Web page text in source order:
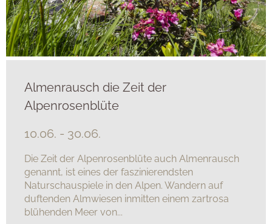
Almenrausch die Zeit der
Alpenrosenblüte
10.06. - 30.06.
Die Zeit der Alpenrosenblüte auch Almenrausch
genannt, ist eines der faszinierendsten
Naturschauspiele in den Alpen. Wandern auf
duftenden Almwiesen inmitten einem zartrosa
blühenden Meer von...